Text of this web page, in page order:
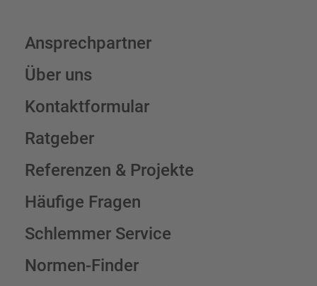
Ansprechpartner
Über uns
Kontaktformular
Ratgeber
Referenzen & Projekte
Häufige Fragen
Schlemmer Service
Normen-Finder